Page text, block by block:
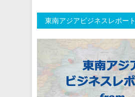
東南アジアビジネスレポート